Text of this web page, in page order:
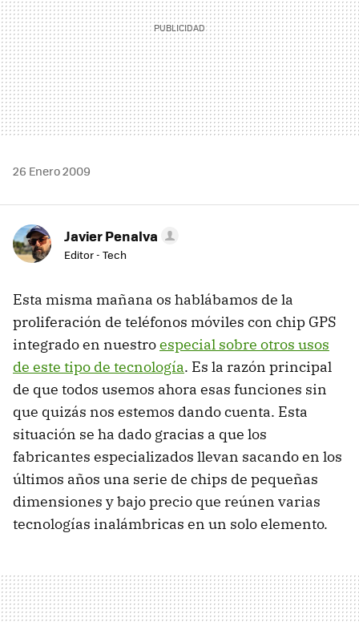
26 Enero 2009
Javier Penalva
Editor - Tech
Esta misma mañana os hablábamos de la
proliferación de teléfonos móviles con chip GPS
integrado en nuestroespecial sobre otros usos
de este tipo de tecnología. Es la razón principal
de que todos usemos ahora esas funciones sin
que quizás nos estemos dando cuenta. Esta
situación se ha dado gracias a que los
fabricantes especializados llevan sacando en los
últimos años una serie de chips de pequeñas
dimensiones y bajo precio que reúnen varias
tecnologías inalámbricas en un solo elemento.